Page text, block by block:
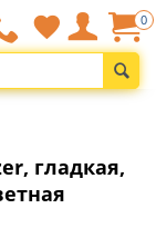
0
гладкая,